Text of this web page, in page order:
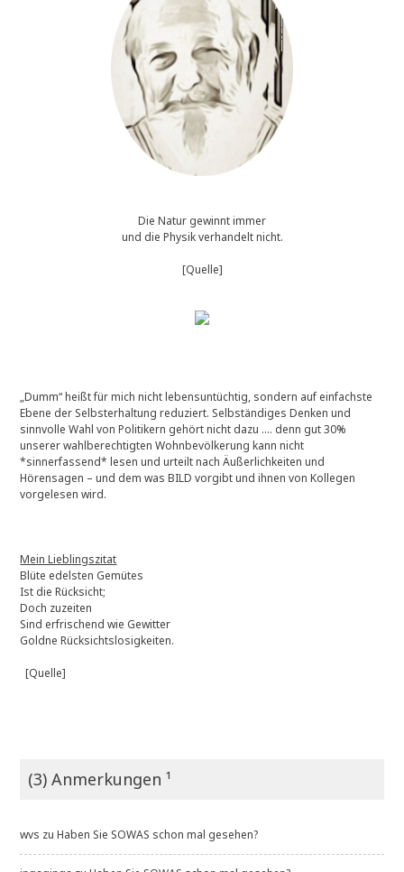
Die Natur gewinnt immer
und die Physik verhandelt nicht.
[Quelle]
„Dumm“ heißt für mich nicht lebensuntüchtig, sondern auf einfachste
Ebene der Selbsterhaltung reduziert. Selbständiges Denken und
sinnvolle Wahl von Politikern gehört nicht dazu …. denn gut 30%
unserer wahlberechtigten Wohnbevölkerung kann nicht
*sinnerfassend* lesen und urteilt nach Äußerlichkeiten und
Hörensagen – und dem was BILD vorgibt und ihnen von Kollegen
vorgelesen wird.
Mein Lieblingszitat
Blüte edelsten Gemütes
Ist die Rücksicht;
Doch zuzeiten
Sind erfrischend wie Gewitter
Goldne Rücksichtslosigkeiten.
[Quelle]
(3) Anmerkungen ¹
wvs zuHaben Sie SOWAS schon mal gesehen?